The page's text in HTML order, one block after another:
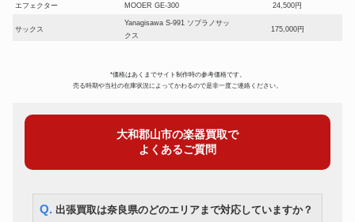
エフェクター MOOER GE-300 24,500円
サックス
Yanagisawa S-991 ソプラノサッ
クス
175,000円
Fossati FJ-77 154,000円
フルート
ヤマハ 450
BESSON 600
チューバ MIRAPHONE B86A 280,000円
トランペット 73,500円
YAMAHA YSL882UII テナーバ
*価格はあくまでサイト制作時の参考価格です。
売る時期や当社の在庫状況によってかわるので是非一度ご連絡ください。
大和郡山市の楽器買取で
よくあるご質問
Q. 出張買取は奈良県のどのエリアまで対応していますか？